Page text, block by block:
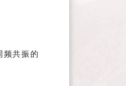
频共振的